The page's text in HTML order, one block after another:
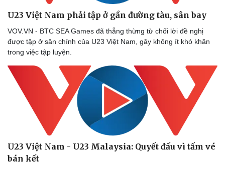
U23 Việt Nam phải tập ở gần đường tàu, sân bay
VOV.VN - BTC SEA Games đã thẳng thừng từ chối lời đề nghị
được tập ở sân chính của U23 Việt Nam, gây không ít khó khăn
trong việc tập luyện.
U23 Việt Nam - U23 Malaysia: Quyết đấu vì tấm vé
bán kết